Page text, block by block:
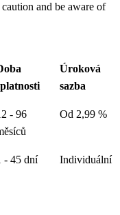
and be aware of
Úroková
sazba
- 96
Od 2,99 %
- 45 dní Individuální